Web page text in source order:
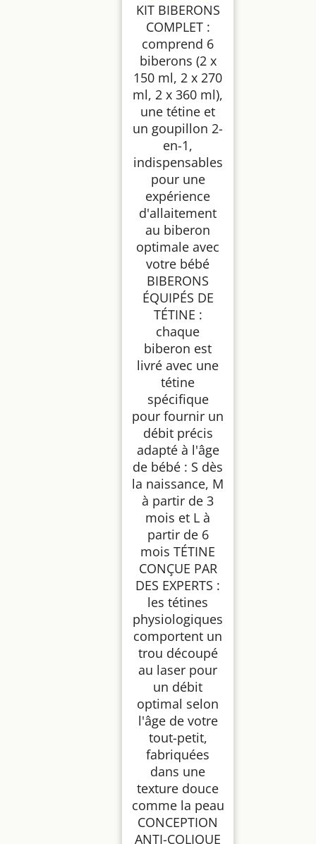
alimentation au
biberon, 0 mois+, 6
biberons, tétine et
goupillon 2-en-1,
tétine de forme
physiologique, design
anti-coliques
KIT BIBERONS
COMPLET :
comprend 6
biberons (2 x
150 ml, 2 x 270
ml, 2 x 360 ml),
une tétine et
un goupillon 2-
en-1,
indispensables
pour une
expérience
d'allaitement
au biberon
optimale avec
votre bébé
BIBERONS
ÉQUIPÉS DE
TÉTINE :
chaque
biberon est
livré avec une
tétine
spécifique
pour fournir un
débit précis
adapté à l'âge
de bébé : S dès
la naissance, M
à partir de 3
mois et L à
partir de 6
mois TÉTINE
CONÇUE PAR
DES EXPERTS :
les tétines
physiologiques
comportent un
trou découpé
au laser pour
un débit
optimal selon
l'âge de votre
tout-petit,
fabriquées
dans une
texture douce
comme la peau
CONCEPTION
ANTI-COLIQUE